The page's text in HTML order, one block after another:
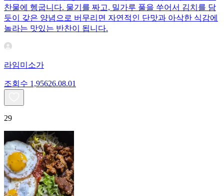
찬물에 헹굽니다. 물기를 짜고, 밀가루 풀을 쑤어서 김치를 담
듯이 갖은 양념으로 버무리면 자연적인 단맛과 아삭한 식감에
놀라는 맛있는 반찬이 됩니다.
라임미소가
조회수 1,95626.08.01
29